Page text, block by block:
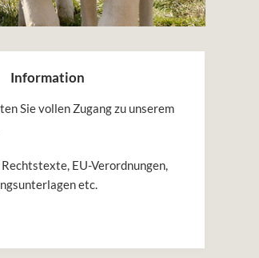
Information
Sie vollen Zugang zu unserem
EU-Verordnungen,
etc.